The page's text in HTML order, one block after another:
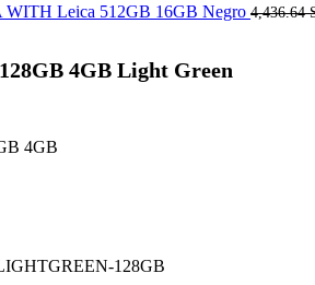
S/.Leica 512GB 16GB Negro 4,436.64
4GB Light Green
4GB
128GB